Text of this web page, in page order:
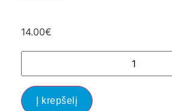
14.00€
Į krepšelį